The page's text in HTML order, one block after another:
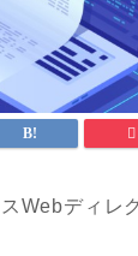
Webディレ